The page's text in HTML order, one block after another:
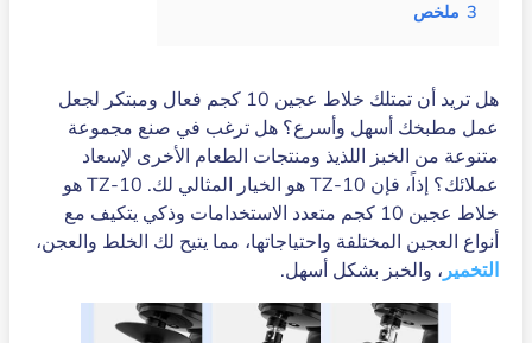
3 ملخص
هل تريد أن تمتلك خلاط عجين 10 كجم فعال ومبتكر لجعل
عمل مطبخك أسهل وأسرع؟ هل ترغب في صنع مجموعة
متنوعة من الخبز اللذيذ ومنتجات الطعام الأخرى لإسعاد
عملائك؟ إذاً، فإن TZ-10 هو الخيار المثالي لك. TZ-10 هو
خلاط عجين 10 كجم متعدد الاستخدامات وذكي يتكيف مع
أنواع العجين المختلفة واحتياجاتها، مما يتيح لك الخلط والعجن،
التخمير ، والخبز بشكل أسهل.